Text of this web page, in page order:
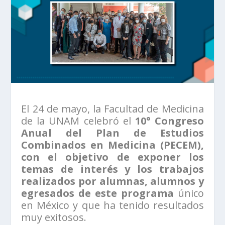
El 24 de mayo, la Facultad de Medicina
de la UNAM celebró el 10° Congreso
Anual del Plan de Estudios
Combinados en Medicina (PECEM),
con el objetivo de exponer los
temas de interés y los trabajos
realizados por alumnas, alumnos y
egresados de este programa único
en México y que ha tenido resultados
muy exitosos.